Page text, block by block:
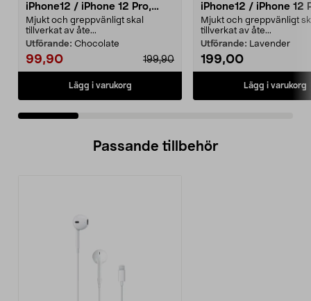
iPhone12 / iPhone 12 Pro,
mobilskal
Mjukt och greppvänligt skal
tillverkat av åte...
Utförande: Chocolate
99,90 199,90
Lägg i varukorg
iPhone12 / iPhone 12
mobilskal
Mjukt och greppvänligt
tillverkat av åte...
Utförande: Lavender
199,00
Lägg i varukorg
Passande tillbehör